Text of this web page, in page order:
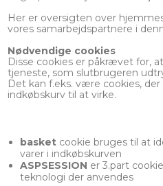
Her er oversigten over
vores samarbejdspartnere i
Nødvendige cookies
Disse cookies er påkrævet for,
tjeneste, som slutbrugeren
Det kan f.eks. være cookies,
indkøbskurv til at virke.
basket cookie bruges til at
varer i indkøbskurven
ASPSESSION er 3.part
teknologi der anvendes